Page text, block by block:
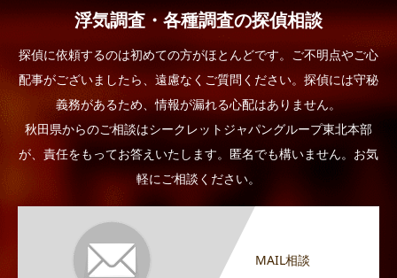
浮気調査・各種調査の探偵相談
探偵に依頼するのは初めての方がほとんどです。ご不明点やご心
配事がございましたら、遠慮なくご質問ください。探偵には守秘
義務があるため、情報が漏れる心配はありません。
秋田県からのご相談はシークレットジャパングループ東北本部
が、責任をもってお答えいたします。匿名でも構いません。お気
軽にご相談ください。
MAIL相談